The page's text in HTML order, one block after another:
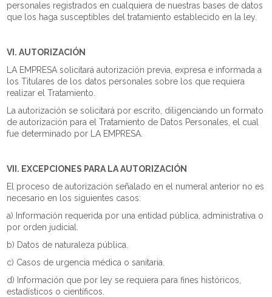
personales registrados en cualquiera de nuestras bases de datos
que los haga susceptibles del tratamiento establecido en la ley.
VI. AUTORIZACIÓN
LA EMPRESA solicitará autorización previa, expresa e informada a
los Titulares de los datos personales sobre los que requiera
realizar el Tratamiento.
La autorización se solicitará por escrito, diligenciando un formato
de autorización para el Tratamiento de Datos Personales, el cual
fue determinado por LA EMPRESA.
VII. EXCEPCIONES PARA LA AUTORIZACIÓN
El proceso de autorización señalado en el numeral anterior no es
necesario en los siguientes casos:
a) Información requerida por una entidad pública, administrativa o
por orden judicial.
b) Datos de naturaleza pública.
c) Casos de urgencia médica o sanitaria.
d) Información que por ley se requiera para fines históricos,
estadísticos o científicos.